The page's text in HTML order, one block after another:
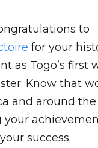
to
for your
as Togo’s first
Know that
and around
your
success.